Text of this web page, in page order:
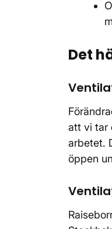
Det
att vi tar
arbetet.
öppen